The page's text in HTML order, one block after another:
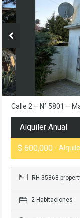
Calle 2 – N° 5801 –
Alquiler Anual
$ 600,000 -
RH-35868-
2 Habitaciones